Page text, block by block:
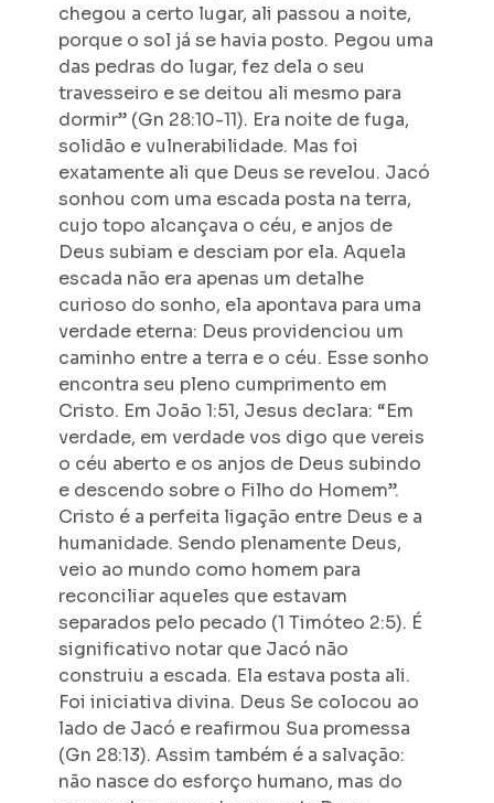
chegou a certo lugar, ali passou a noite,
porque o sol já se havia posto. Pegou uma
das pedras do lugar, fez dela o seu
travesseiro e se deitou ali mesmo para
dormir” (Gn 28:10-11). Era noite de fuga,
solidão e vulnerabilidade. Mas foi
exatamente ali que Deus se revelou. Jacó
sonhou com uma escada posta na terra,
cujo topo alcançava o céu, e anjos de
Deus subiam e desciam por ela. Aquela
escada não era apenas um detalhe
curioso do sonho, ela apontava para uma
verdade eterna: Deus providenciou um
caminho entre a terra e o céu. Esse sonho
encontra seu pleno cumprimento em
Cristo. Em João 1:51, Jesus declara: “Em
verdade, em verdade vos digo que vereis
o céu aberto e os anjos de Deus subindo
e descendo sobre o Filho do Homem”.
Cristo é a perfeita ligação entre Deus e a
humanidade. Sendo plenamente Deus,
veio ao mundo como homem para
reconciliar aqueles que estavam
separados pelo pecado (1 Timóteo 2:5). É
significativo notar que Jacó não
construiu a escada. Ela estava posta ali.
Foi iniciativa divina. Deus Se colocou ao
lado de Jacó e reafirmou Sua promessa
(Gn 28:13). Assim também é a salvação:
não nasce do esforço humano, mas do